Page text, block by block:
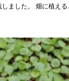
しました。 畑に植え